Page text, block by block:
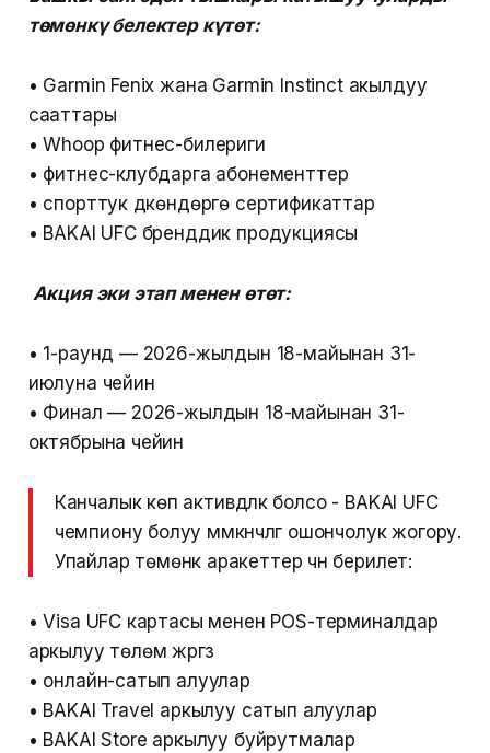
төмөнкү белектер күтөт:
• Garmin Fenix жана Garmin Instinct акылдуу
сааттары
• Whoop фитнес-билериги
• фитнес-клубдарга абонементтер
• спорттук дүкөндөргө сертификаттар
• BAKAI UFC бренддик продукциясы
Акция эки этап менен өтөт:
• 1-раунд — 2026-жылдын 18-майынан 31-
июлуна чейин
• Финал — 2026-жылдын 18-майынан 31-
октябрына чейин
Канчалык көп активдүүлүк болсо - BAKAI UFC
чемпиону болуу мүмкүнчүлүгү ошончолук жогору.
Упайлар төмөнкү аракеттер үчүн берилет:
• Visa UFC картасы менен POS-терминалдар
аркылуу төлөм жүргүзүү
• онлайн-сатып алуулар
• BAKAI Travel аркылуу сатып алуулар
• BAKAI Store аркылуу буйрутмалар